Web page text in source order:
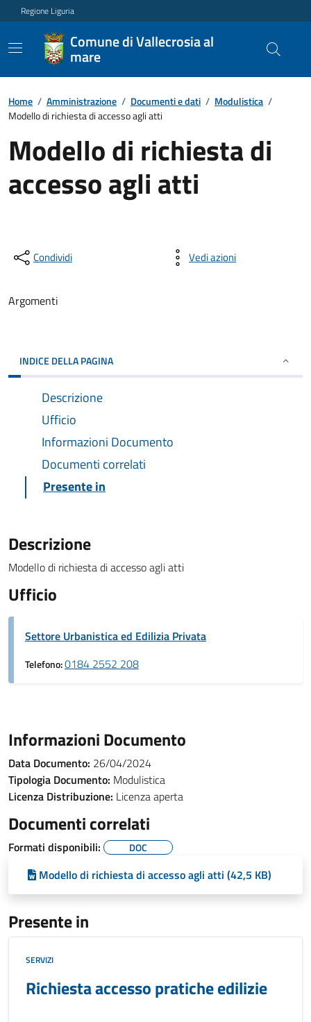
Regione Liguria
Comune di Vallecrosia al
mare
Home / Amministrazione / Documenti e dati / Modulistica /
Modello di richiesta di accesso agli atti
Modello di richiesta di
accesso agli atti
Condividi Vedi azioni
Argomenti
INDICE DELLA PAGINA
Descrizione
Ufficio
Informazioni Documento
Documenti correlati
Presente in
Descrizione
Modello di richiesta di accesso agli atti
Ufficio
Settore Urbanistica ed Edilizia Privata
Telefono:0184 2552 208
Informazioni Documento
Data Documento: 26/04/2024
Tipologia Documento: Modulistica
Licenza Distribuzione: Licenza aperta
Documenti correlati
Formati disponibili: DOC
Modello di richiesta di accesso agli atti (42,5 KB)
Presente in
SERVIZI
Richiesta accesso pratiche edilizie